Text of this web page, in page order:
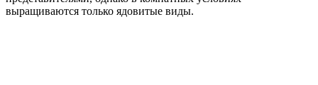
выращиваются только ядовитые виды.